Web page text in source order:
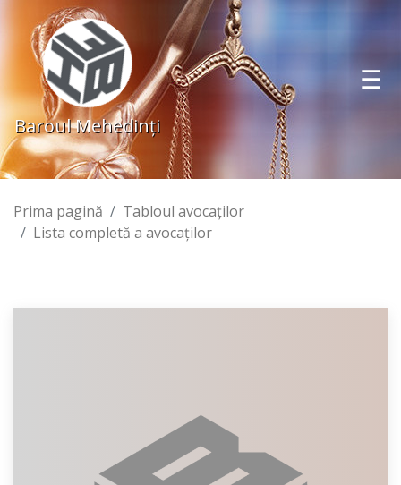
Baroul Mehedinţi
Prima pagină
Tabloul avocaţilor
Lista completă a avocaţilor